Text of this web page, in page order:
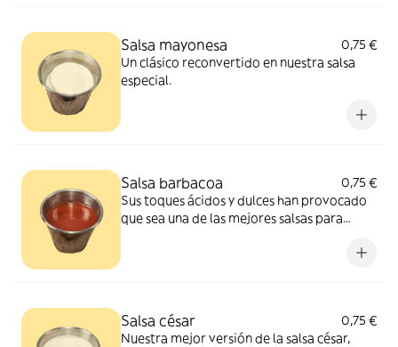
Salsa mayonesa
0,75 €
Un clásico reconvertido en nuestra salsa
especial.
Salsa barbacoa
0,75 €
Sus toques ácidos y dulces han provocado
que sea una de las mejores salsas para
Salsa césar
0,75 €
Nuestra mejor versión de la salsa césar,